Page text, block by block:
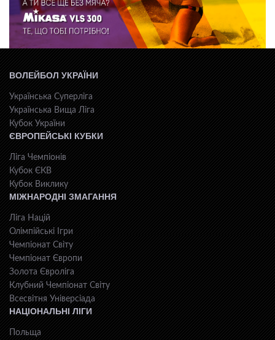
ВОЛЕЙБОЛ УКРАЇНИ
Українська Суперліга
Українська Вища Ліга
Кубок України
ЄВРОПЕЙСЬКІ КУБКИ
Ліга Чемпіонів
Кубок ЄКВ
Кубок Виклику
МІЖНАРОДНІ ЗМАГАННЯ
Ліга Націй
Олімпійські Ігри
Чемпіонат Світу
Чемпіонат Європи
Золота Євроліга
Клубний Чемпіонат Світу
Всесвiтня Унiверсiaда
НАЦІОНАЛЬНІ ЛІГИ
Польща